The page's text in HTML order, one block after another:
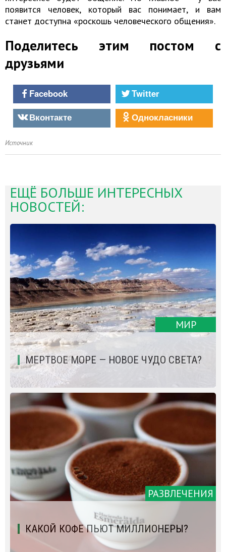
появится человек, который вас понимает, и вам
станет доступна «роскошь человеческого общения».
Поделитесь этим постом с
друзьями
Facebook
Twitter
Вконтакте
Однокласники
Источник
ЕЩЁ БОЛЬШЕ ИНТЕРЕСНЫХ
НОВОСТЕЙ:
МИР
МЕРТВОЕ МОРЕ — НОВОЕ ЧУДО СВЕТА?
РАЗВЛЕЧЕНИЯ
КАКОЙ КОФЕ ПЬЮТ МИЛЛИОНЕРЫ?